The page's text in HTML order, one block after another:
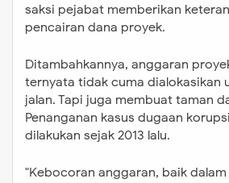
saksi pejabat memberikan
pencairan dana proyek.
Ditambahkannya, anggaran
ternyata tidak cuma dialokasikan
jalan. Tapi juga membuat taman
Penanganan kasus dugaan
dilakukan sejak 2013 lalu.
"Kebocoran anggaran, baik